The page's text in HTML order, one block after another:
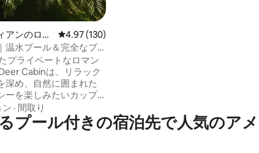
アンのログ
レビュー130件、5つ星中4.97つ星の平均評価
4.97 (130)
温水プール＆完全なプ
プライベートなロマン
深め、自然に囲まれた
ーを楽しみたいカップ
。 プライベー
居心地の良い屋外ベッ
ットエリア、エアコ
ン · 間取り
プール付きの宿泊先で人気のア